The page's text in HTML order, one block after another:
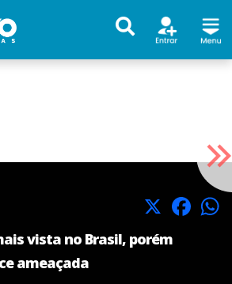
X Facebook
vista no Brasil, porém
ameaçada